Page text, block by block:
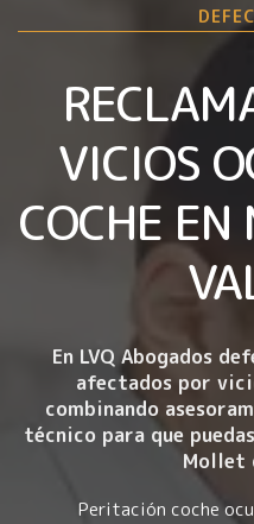
VICIOS
COCHE
En LVQ Abogados
afectados por
combinando
técnico para que
Mollet
Peritación coche